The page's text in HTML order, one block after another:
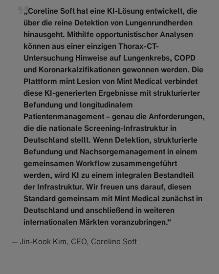
„Coreline Soft hat eine KI-Lösung entwickelt, die
über die reine Detektion von Lungenrundherden
hinausgeht. Mithilfe opportunistischer Analysen
können aus einer einzigen Thorax-CT-
Untersuchung Hinweise auf Lungenkrebs, COPD
und Koronarkalzifikationen gewonnen werden. Die
Plattform mint Lesion von Mint Medical verbindet
diese KI-generierten Ergebnisse mit strukturierter
Befundung und longitudinalem
Patientenmanagement – genau die Anforderungen,
die die nationale Screening-Infrastruktur in
Deutschland stellt. Wenn Detektion, strukturierte
Befundung und Nachsorgemanagement in einem
gemeinsamen Workflow zusammengeführt
werden, wird KI zu einem integralen Bestandteil
der Infrastruktur. Wir freuen uns darauf, diesen
Standard gemeinsam mit Mint Medical zunächst in
Deutschland und anschließend in weiteren
internationalen Märkten voranzubringen.“
— Jin-Kook Kim, CEO, Coreline Soft